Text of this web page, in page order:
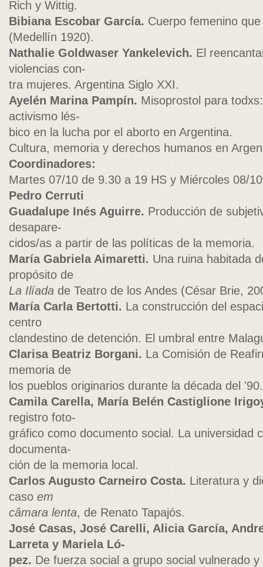
Rich y Wittig.
Bibiana Escobar García. Cuerpo femenino
(Medellín 1920).
Nathalie Goldwaser Yankelevich. El
violencias con-
tra mujeres. Argentina Siglo XXI.
Ayelén Marina Pampín. Misoprostol para
activismo lés-
bico en la lucha por el aborto en Argentina.
Cultura, memoria y derechos humanos en
Coordinadores:
Martes 07/10 de 9.30 a 19 HS y Miércoles 08/
Pedro Cerruti
Guadalupe Inés Aguirre. Producción de
desapare-
cidos/as a partir de las políticas de la memoria.
María Gabriela Aimaretti.Una ruina habitada
propósito de
La Ilíada de Teatro de los Andes (César Brie,
María Carla Bertotti. La construcción del
centro
clandestino de detención. El umbral entre
Clarisa Beatriz Borgani.La Comisión de
memoria de
los pueblos originarios durante la década del '90.
Camila Carella, María Belén Castiglione
registro foto-
gráfico como documento social. La universidad
documenta-
ción de la memoria local.
Carlos Augusto Carneiro Costa.Literatura y
caso em
câmara lenta, de Renato Tapajós.
José Casas, José Carelli, Alicia García,
Larreta y Mariela Ló-
pez. De fuerza social a grupo social vulnerado